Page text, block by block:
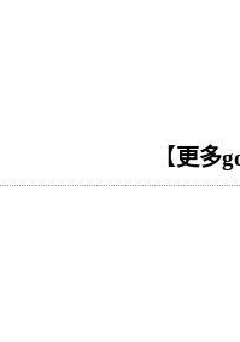
【 更多